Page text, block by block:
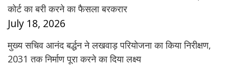
कोर्ट का बरी करने का फैसला बरकरार
July 18, 2026
मुख्य सचिव आनंद बर्द्धन ने लखवाड़ परियोजना का किया निरीक्षण,
2031 तक निर्माण पूरा करने का दिया लक्ष्य